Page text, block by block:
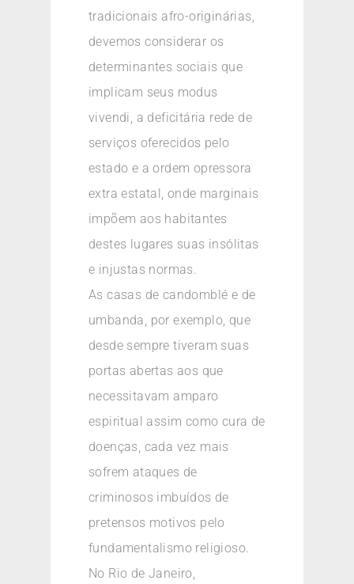
tradicionais afro-originárias,
devemos considerar os
determinantes sociais que
implicam seus modus
vivendi, a deficitária rede de
serviços oferecidos pelo
estado e a ordem opressora
extra estatal, onde marginais
impõem aos habitantes
destes lugares suas insólitas
e injustas normas.
As casas de candomblé e de
umbanda, por exemplo, que
desde sempre tiveram suas
portas abertas aos que
necessitavam amparo
espiritual assim como cura de
doenças, cada vez mais
sofrem ataques de
criminosos imbuídos de
pretensos motivos pelo
fundamentalismo religioso.
No Rio de Janeiro,